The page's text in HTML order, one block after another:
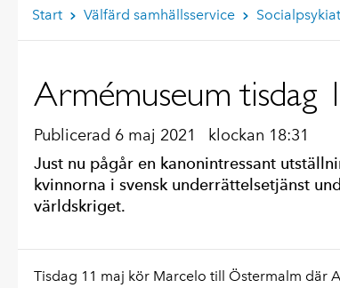
Start Välfärd samhällsservice
Armémuseum tisdag
Publicerad 6 maj 2021 klockan 18:31
Just nu pågår en kanonintressant
kvinnorna i svensk underrättelsetjänst
världskriget.
Tisdag 11 maj kör Marcelo till Östermalm där